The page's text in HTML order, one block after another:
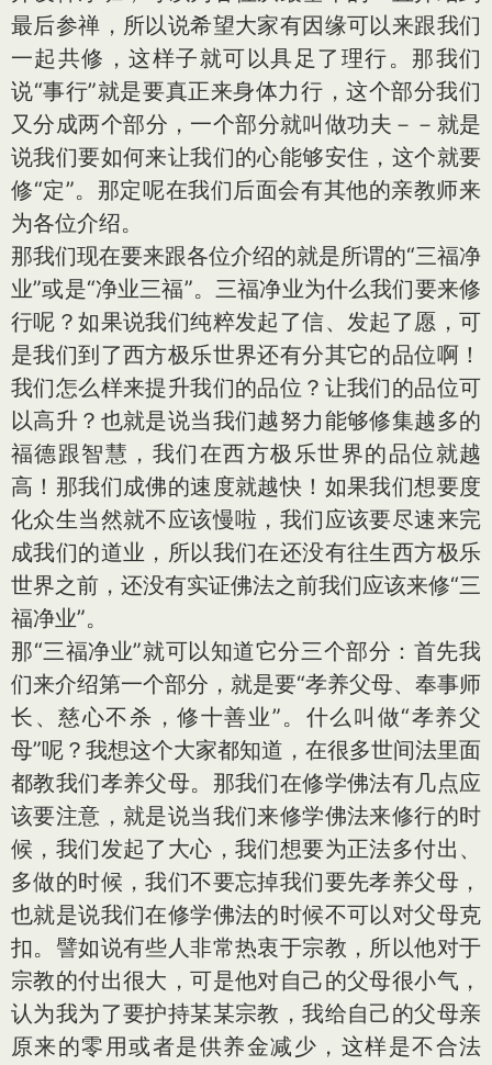
最后参禅，所以说希望大家有因缘可以来跟我们
一起共修，这样子就可以具足了理行。那我们
说“事行”就是要真正来身体力行，这个部分我们
又分成两个部分，一个部分就叫做功夫－－就是
说我们要如何来让我们的心能够安住，这个就要
修“定”。那定呢在我们后面会有其他的亲教师来
为各位介绍。
那我们现在要来跟各位介绍的就是所谓的“三福净
业”或是“净业三福”。三福净业为什么我们要来修
行呢？如果说我们纯粹发起了信、发起了愿，可
是我们到了西方极乐世界还有分其它的品位啊！
我们怎么样来提升我们的品位？让我们的品位可
以高升？也就是说当我们越努力能够修集越多的
福德跟智慧，我们在西方极乐世界的品位就越
高！那我们成佛的速度就越快！如果我们想要度
化众生当然就不应该慢啦，我们应该要尽速来完
成我们的道业，所以我们在还没有往生西方极乐
世界之前，还没有实证佛法之前我们应该来修“三
福净业”。
那“三福净业”就可以知道它分三个部分：首先我
们来介绍第一个部分，就是要“孝养父母、奉事师
长、慈心不杀，修十善业”。什么叫做“孝养父
母”呢？我想这个大家都知道，在很多世间法里面
都教我们孝养父母。那我们在修学佛法有几点应
该要注意，就是说当我们来修学佛法来修行的时
候，我们发起了大心，我们想要为正法多付出、
多做的时候，我们不要忘掉我们要先孝养父母，
也就是说我们在修学佛法的时候不可以对父母克
扣。譬如说有些人非常热衷于宗教，所以他对于
宗教的付出很大，可是他对自己的父母很小气，
认为我为了要护持某某宗教，我给自己的父母亲
原来的零用或者是供养金减少，这样是不合法